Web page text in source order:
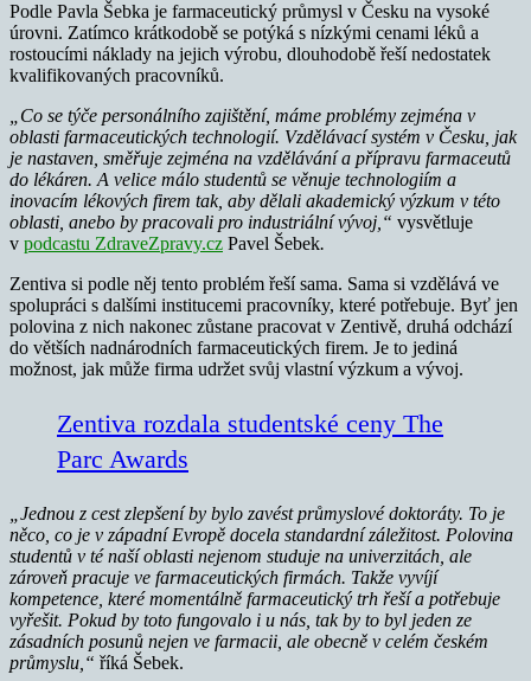
Podle Pavla Šebka je farmaceutický průmysl v Česku na vysoké
úrovni. Zatímco krátkodobě se potýká s nízkými cenami léků a
rostoucími náklady na jejich výrobu, dlouhodobě řeší nedostatek
kvalifikovaných pracovníků.
„Co se týče personálního zajištění, máme problémy zejména v
oblasti farmaceutických technologií. Vzdělávací systém v Česku, jak
je nastaven, směřuje zejména na vzdělávání a přípravu farmaceutů
do lékáren. A velice málo studentů se věnuje technologiím a
inovacím lékových firem tak, aby dělali akademický výzkum v této
oblasti, anebo by pracovali pro industriální vývoj,“ vysvětluje
v podcastu ZdraveZpravy.cz Pavel Šebek.
Zentiva si podle něj tento problém řeší sama. Sama si vzdělává ve
spolupráci s dalšími institucemi pracovníky, které potřebuje. Byť jen
polovina z nich nakonec zůstane pracovat v Zentivě, druhá odchází
do větších nadnárodních farmaceutických firem. Je to jediná
možnost, jak může firma udržet svůj vlastní výzkum a vývoj.
Zentiva rozdala studentské ceny The
Parc Awards
„Jednou z cest zlepšení by bylo zavést průmyslové doktoráty. To je
něco, co je v západní Evropě docela standardní záležitost. Polovina
studentů v té naší oblasti nejenom studuje na univerzitách, ale
zároveň pracuje ve farmaceutických firmách. Takže vyvíjí
kompetence, které momentálně farmaceutický trh řeší a potřebuje
vyřešit. Pokud by toto fungovalo i u nás, tak by to byl jeden ze
zásadních posunů nejen ve farmacii, ale obecně v celém českém
průmyslu,“ říká Šebek.